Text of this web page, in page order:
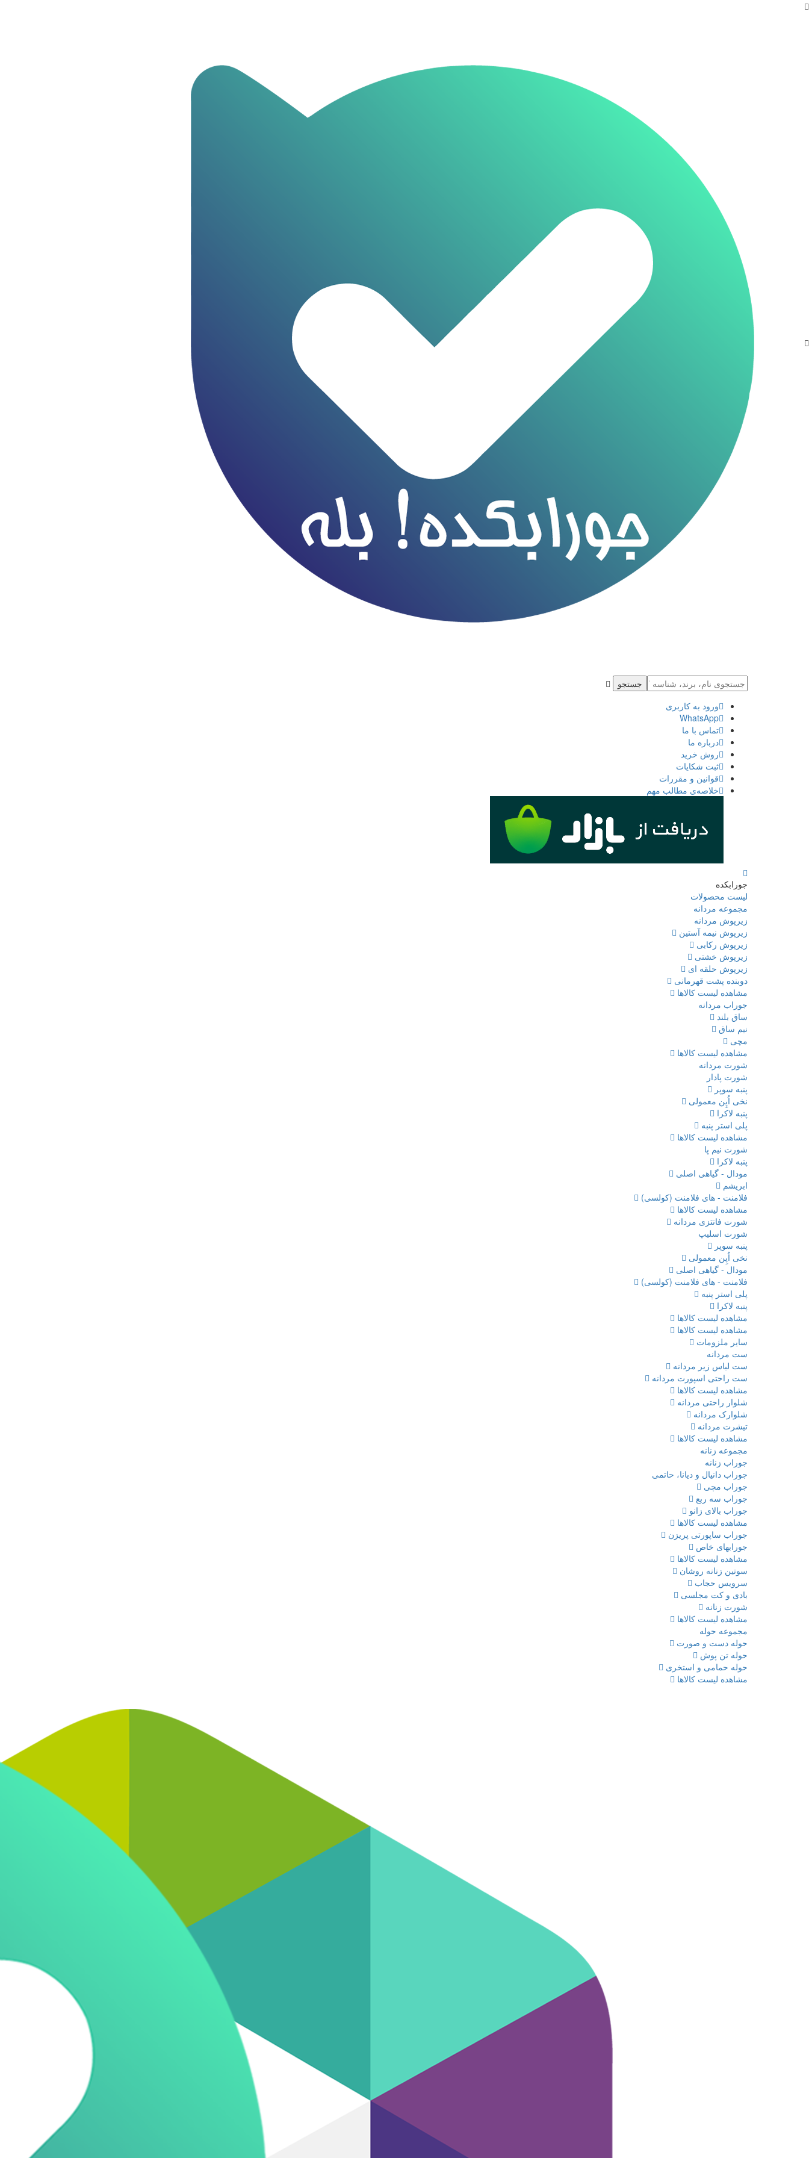
جستجو
ورود به كاربری
WhatsApp
تماس با ما
درباره ما
روش خرید
ثبت شكايات
قوانین و مقررات
خلاصه‌ی مطالب مهم
جورابکده
لیست محصولات
مجموعه مردانه
زیرپوش مردانه
زیرپوش نیمه آستین
زیرپوش رکابی
زیرپوش خشتی
زیرپوش حلقه ای
دوبنده پشت قهرمانی
مشاهده لیست کالاها
جوراب مردانه
ساق بلند
نیم ساق
مچی
مشاهده لیست کالاها
شورت مردانه
شورت پادار
پنبه سوپر
نخی اُپِن معمولی
پنبه لاکرا
پلی استر پنبه
مشاهده لیست کالاها
شورت نیم پا
پنبه لاکرا
مودال - گیاهی اصلی
ابریشم
فلامنت - های فلامنت (کولسی)
مشاهده لیست کالاها
شورت فانتزی مردانه
شورت اسلیپ
پنبه سوپر
نخی اُپِن معمولی
مودال - گیاهی اصلی
فلامنت - های فلامنت (کولسی)
پلی استر پنبه
پنبه لاکرا
مشاهده لیست کالاها
مشاهده لیست کالاها
سایر ملزومات
ست مردانه
ست لباس زیر مردانه
ست راحتی اسپورت مردانه
مشاهده لیست کالاها
شلوار راحتی مردانه
شلوارک مردانه
تیشرت مردانه
مشاهده لیست کالاها
مجموعه زنانه
جوراب زنانه
جوراب دانیال و دیانا، حاتمی
جوراب مچی
جوراب سه ربع
جوراب بالای زانو
مشاهده لیست کالاها
جوراب ساپورتی پریزن
جورابهای خاص
مشاهده لیست کالاها
سوتین زنانه روشان
سرویس حجاب
بادی و کت مجلسی
شورت زنانه
مشاهده لیست کالاها
مجموعه حوله
حوله دست و صورت
حوله تن پوش
حوله حمامی و استخری
مشاهده لیست کالاها